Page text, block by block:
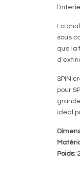
La
sous
que la
SPIN
pour
idéal
Poids: